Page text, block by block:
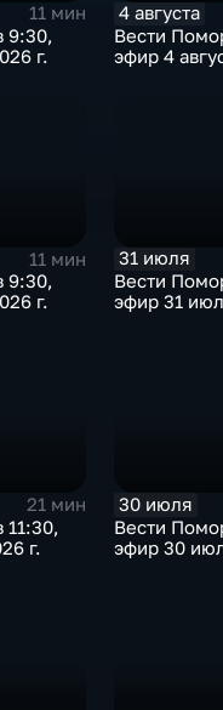
11 мин
9:30,
г.
4 августа
Вести
эфир 4
11 мин
9:30,
г.
31 июля
Вести
эфир 31
21 мин
11:30,
г.
30 июля
Вести
эфир 30